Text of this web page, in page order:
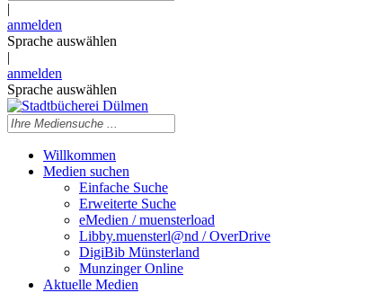
|
anmelden
Sprache auswählen
|
anmelden
Sprache auswählen
Willkommen
Medien suchen
Einfache Suche
Erweiterte Suche
eMedien / muensterload
Libby.muensterl@nd / OverDrive
DigiBib Münsterland
Munzinger Online
Aktuelle Medien